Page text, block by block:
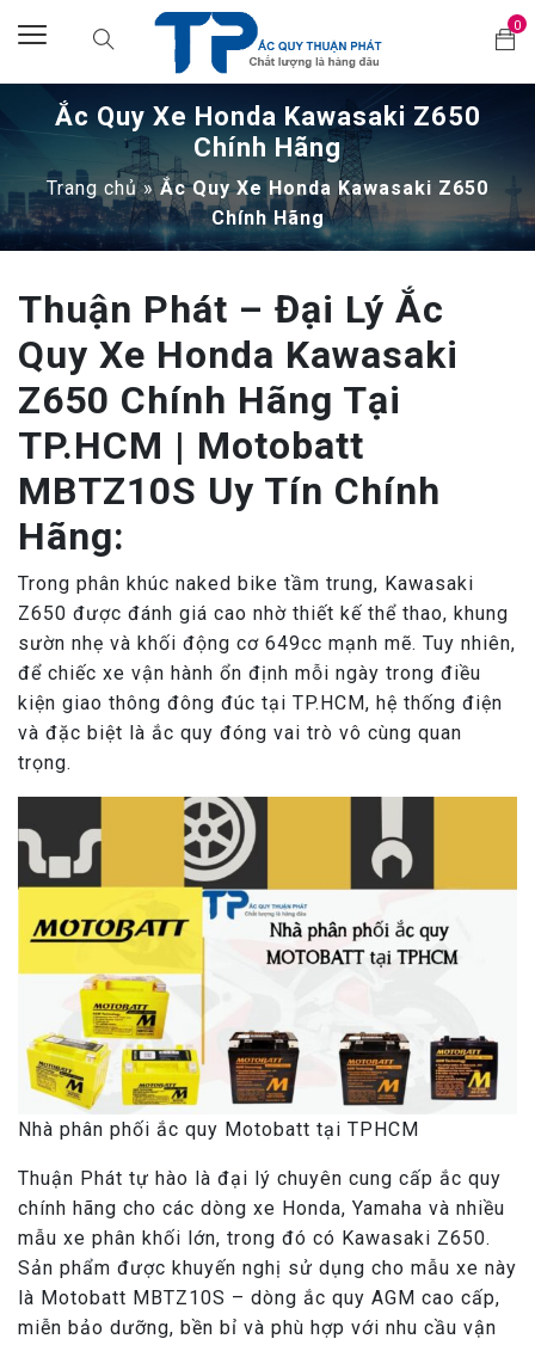
0
Ắc Quy Xe Honda Kawasaki Z650
Chính Hãng
Trang chủ» Ắc Quy Xe Honda Kawasaki Z650
Chính Hãng
Thuận Phát – Đại Lý Ắc
Quy Xe Honda Kawasaki
Z650 Chính Hãng Tại
TP.HCM | Motobatt
MBTZ10S Uy Tín Chính
Hãng:
Trong phân khúc naked bike tầm trung, Kawasaki
Z650 được đánh giá cao nhờ thiết kế thể thao, khung
sườn nhẹ và khối động cơ 649cc mạnh mẽ. Tuy nhiên,
để chiếc xe vận hành ổn định mỗi ngày trong điều
kiện giao thông đông đúc tại TP.HCM, hệ thống điện
và đặc biệt là ắc quy đóng vai trò vô cùng quan
trọng.
Nhà phân phối ắc quy Motobatt tại TPHCM
Thuận Phát tự hào là đại lý chuyên cung cấp ắc quy
chính hãng cho các dòng xe Honda, Yamaha và nhiều
mẫu xe phân khối lớn, trong đó có Kawasaki Z650.
Sản phẩm được khuyến nghị sử dụng cho mẫu xe này
là Motobatt MBTZ10S – dòng ắc quy AGM cao cấp,
miễn bảo dưỡng, bền bỉ và phù hợp với nhu cầu vận